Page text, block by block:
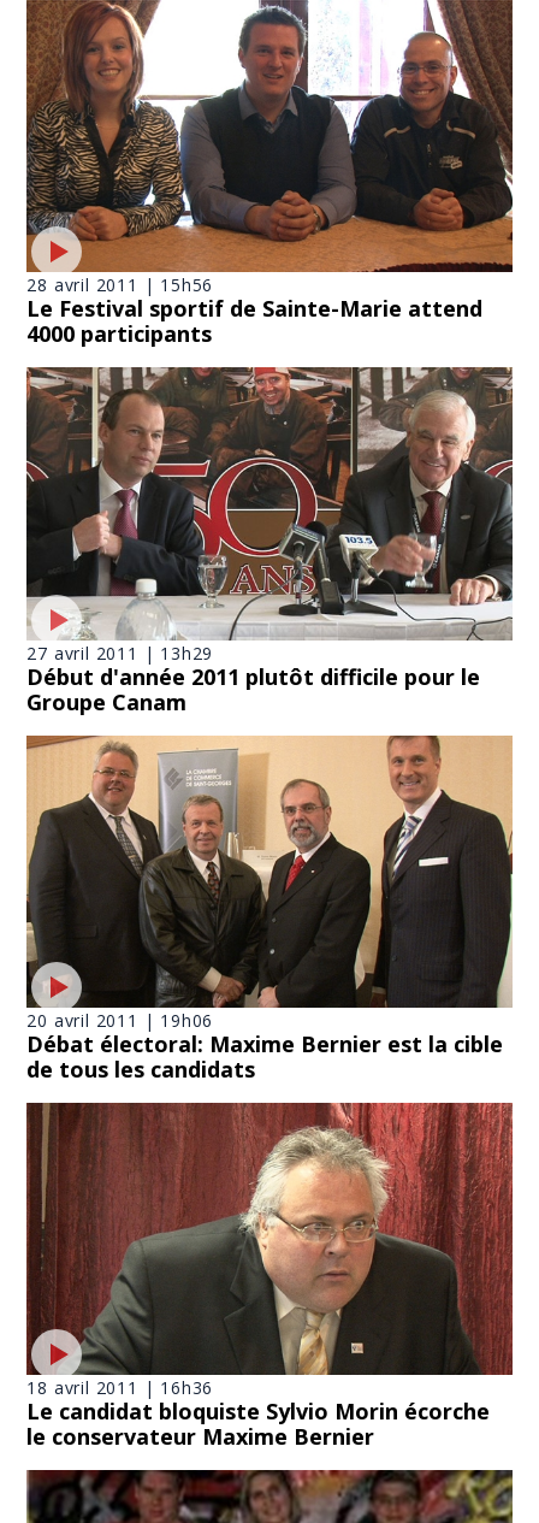
28 avril 2011 | 15h56
Le Festival sportif de Sainte-Marie attend
4000 participants
27 avril 2011 | 13h29
Début d'année 2011 plutôt difficile pour le
Groupe Canam
20 avril 2011 | 19h06
Débat électoral: Maxime Bernier est la cible
de tous les candidats
18 avril 2011 | 16h36
Le candidat bloquiste Sylvio Morin écorche
le conservateur Maxime Bernier